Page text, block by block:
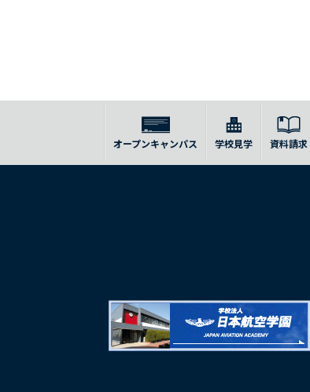
オープンキャンパス 学校見学 資料請求